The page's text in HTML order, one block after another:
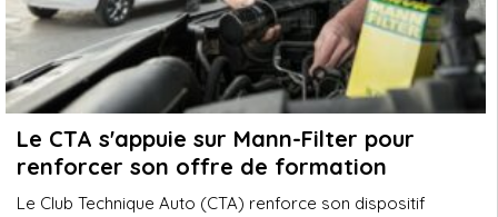
Le CTA s'appuie sur Mann-Filter pour
renforcer son offre de formation
Le Club Technique Auto (CTA) renforce son dispositif